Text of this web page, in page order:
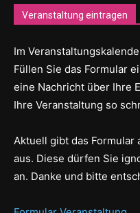
Veranstaltung eintragen
Im
Füllen Sie das Formular
eine Nachricht über Ihre
Ihre Veranstaltung so
Aktuell gibt das Formular
aus. Diese dürfen Sie
an. Danke und bitte